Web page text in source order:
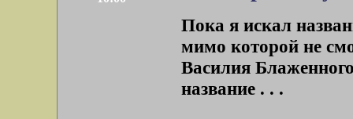
Пока я искал
мимо которой не
Василия
название . . .